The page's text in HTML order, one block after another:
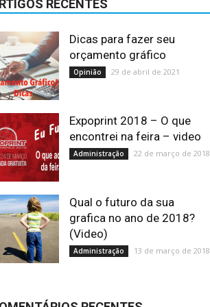
RECENTES
Dicas para fazer seu
orçamento gráfico
Opinião 29 de abril de 2021
Expoprint 2018 – O que
encontrei na feira – video
Administração 22 de março de 2018
Qual o futuro da sua
grafica no ano de 2018?
(Video)
Administração 13 de março de 2018